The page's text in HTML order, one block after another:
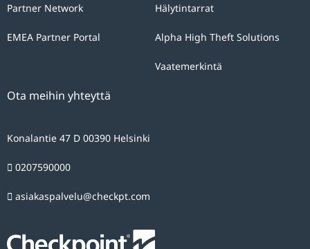
Hälytintarrat
Alpha High Theft Solutions
Vaatemerkintä
Partner Network
EMEA Partner Portal
Ota meihin yhteyttä
Konalantie 47 D 00390 Helsinki
0207590000
asiakaspalvelu@checkpt.com